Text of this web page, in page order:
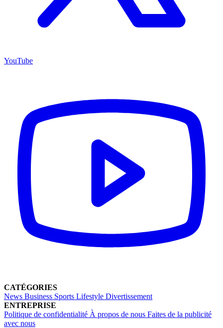
YouTube
CATÉGORIES
News Business Sports Lifestyle Divertissement
ENTREPRISE
Politique de confidentialité À propos de nous Faites de la publicité
avec nous